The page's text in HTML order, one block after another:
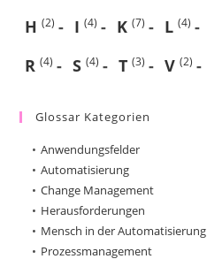
H(2) I(4) K(7) L(4)
R(4) S(4) T(3) V(2)
Glossar Kategorien
Anwendungsfelder
Automatisierung
Change Management
Herausforderungen
Mensch in der Automatisierung
Prozessmanagement